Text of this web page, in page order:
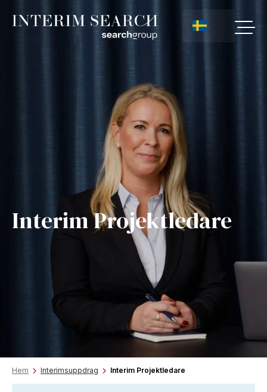
Interim Projektledare
Hem Interimsuppdrag Interim Projektledare